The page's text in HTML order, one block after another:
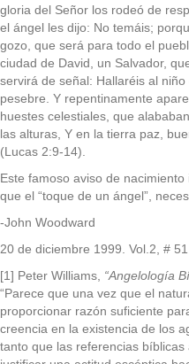
gloria del Señor los rodeó de
el ángel les dijo: No temáis;
gozo, que será para todo el
ciudad de David, un Salvador,
servirá de señal: Hallaréis al
pesebre. Y repentinamente
huestes celestiales, que
las alturas, Y en la tierra paz,
(Lucas 2:9-14).
Este famoso aviso de
que el “toque de un ángel”,
-John Woodward
20 de diciembre 1999. Vol.2, # 51
[1] Peter Williams, “Angelología
“Parece que una vez que el
proporcionar razón suficiente
creencia en la existencia de los
tanto que las referencias